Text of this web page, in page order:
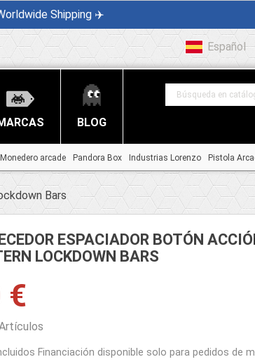
Shipping ✈️
Español
BLOG
Monedero arcade Pandora Box Industrias Lorenzo Pistola
Bars
ESPACIADOR BOTÓN
LOCKDOWN BARS
€
Financiación disponible solo para pedidos de